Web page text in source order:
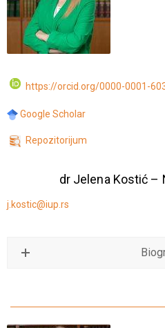
https://orcid.org/0000-0001-
Google Scholar
Repozitorijum
dr Jelena Kostić –
j.kostic@iup.rs